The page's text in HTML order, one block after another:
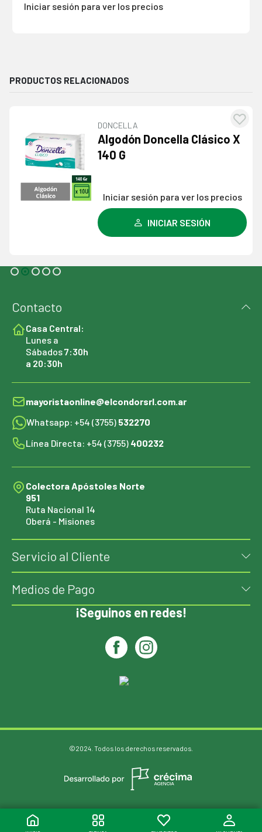
Iniciar sesión para ver los precios
PRODUCTOS RELACIONADOS
DONCELLA
Algodón Doncella Clásico X
140 G
Iniciar sesión para ver los precios
INICIAR SESIÓN
Contacto
Casa Central:
Lunes a
Sábados7:30h
a 20:30h
mayoristaonline@elcondorsrl.com.ar
Whatsapp: +54 (3755) 532270
Línea Directa: +54 (3755) 400232
Colectora Apóstoles Norte
951
Ruta Nacional 14
Oberá - Misiones
Servicio al Cliente
Medios de Pago
¡Seguinos en redes!
©2024. Todos los derechos reservados.